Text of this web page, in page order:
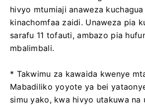
hivyo mtumiaji anaweza
kinachomfaa zaidi. Unaweza pia
sarafu 11 tofauti, ambazo pia
mbalimbali.
* Takwimu za kawaida kwenye
Mabadiliko yoyote ya bei
simu yako, kwa hivyo utakuwa na